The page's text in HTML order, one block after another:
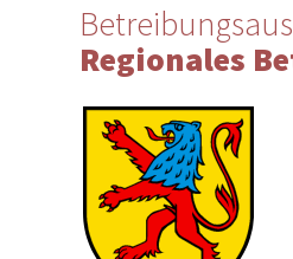
Regionales